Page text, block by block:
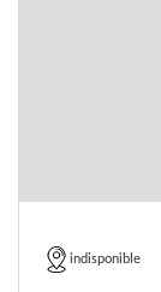
indisponible